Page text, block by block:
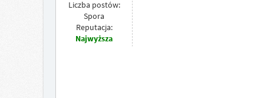
Liczba postów:
Spora
Reputacja:
Najwyższa